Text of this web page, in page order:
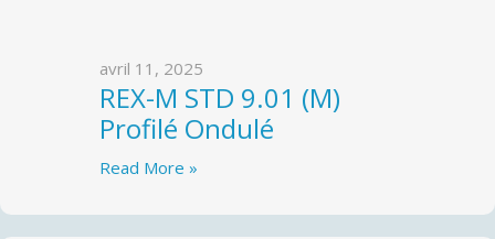
avril 11, 2025
REX-M STD 9.01 (M)
Profilé Ondulé
Read More »